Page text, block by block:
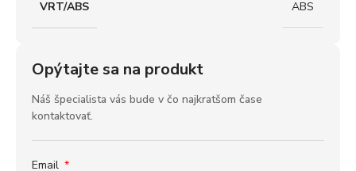
VRT/ABS ABS
Opýtajte sa na produkt
Náš špecialista vás bude v čo najkratšom čase
kontaktovať.
Email